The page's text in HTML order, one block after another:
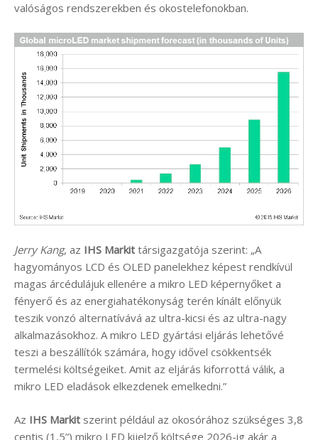
valóságos rendszerekben és okostelefonokban.
Jerry Kang, az IHS Markit társigazgatója szerint: „A
hagyományos LCD és OLED panelekhez képest rendkívül
magas árcédulájuk ellenére a mikro LED képernyőket a
fényerő és az energiahatékonyság terén kínált előnyük
teszik vonzó alternatívává az ultra-kicsi és az ultra-nagy
alkalmazásokhoz. A mikro LED gyártási eljárás lehetővé
teszi a beszállítók számára, hogy idővel csökkentsék
termelési költségeiket. Amit az eljárás kiforrottá válik, a
mikro LED eladások elkezdenek emelkedni.”
Az IHS Markit szerint például az okosórához szükséges 3,8
centis (1,5”) mikro LED kijelző költsége 2026-ig akár a